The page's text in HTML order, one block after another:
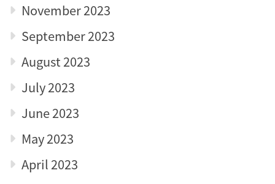
November 2023
September 2023
August 2023
July 2023
June 2023
May 2023
April 2023